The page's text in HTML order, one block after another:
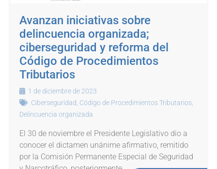
Avanzan iniciativas sobre
delincuencia organizada;
ciberseguridad y reforma del
Código de Procedimientos
Tributarios
1 de diciembre de 2023
Ciberseguridad Código de Procedimientos Tributarios
Delincuencia organizada
El 30 de noviembre el Presidente Legislativo dio a
conocer el dictamen unánime afirmativo, remitido
por la Comisión Permanente Especial de Seguridad